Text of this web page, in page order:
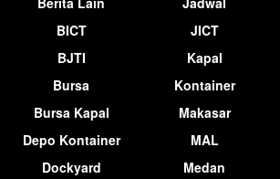
BICT
BJTI
Bursa
Bursa Kapal
Depo Kontainer
Dockyard
JICT
Kapal
Kontainer
Makasar
MAL
Medan